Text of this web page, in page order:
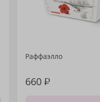
Раффаэлло
660₽